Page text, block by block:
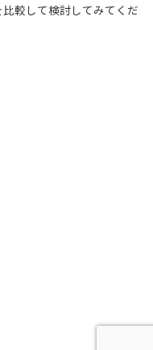
較して検討してみてくだ